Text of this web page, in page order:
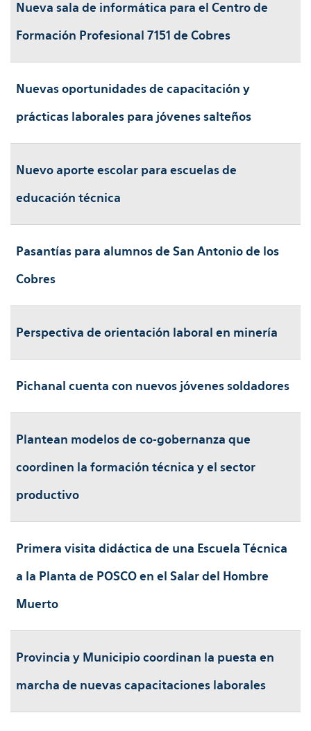
Nueva sala de informática para el Centro de
Formación Profesional 7151 de Cobres
Nuevas oportunidades de capacitación y
prácticas laborales para jóvenes salteños
Nuevo aporte escolar para escuelas de
educación técnica
Pasantías para alumnos de San Antonio de los
Cobres
Perspectiva de orientación laboral en minería
Pichanal cuenta con nuevos jóvenes soldadores
Plantean modelos de co-gobernanza que
coordinen la formación técnica y el sector
productivo
Primera visita didáctica de una Escuela Técnica
a la Planta de POSCO en el Salar del Hombre
Muerto
Provincia y Municipio coordinan la puesta en
marcha de nuevas capacitaciones laborales